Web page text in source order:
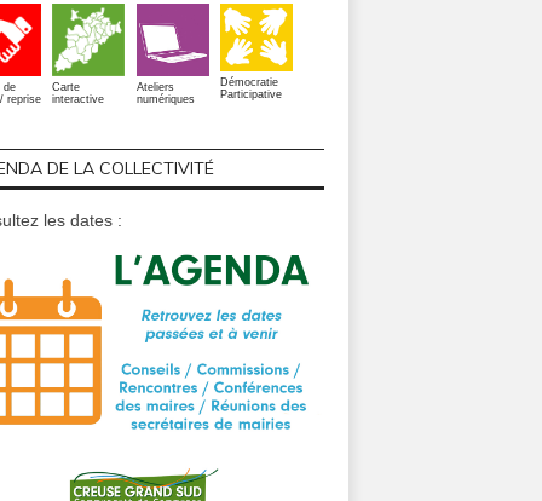
de
reprise
Carte
interactive
Ateliers
numériques
Démocratie
Participative
DE LA COLLECTIVITÉ
les dates :